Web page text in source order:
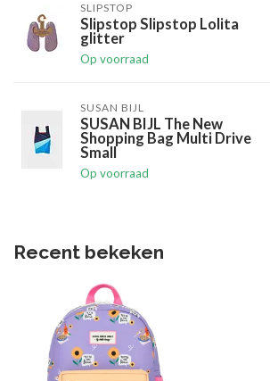
SLIPSTOP
Slipstop Slipstop Lolita
glitter
Op voorraad
SUSAN BIJL
SUSAN BIJL The New
Shopping Bag Multi Drive
Small
Op voorraad
Recent bekeken